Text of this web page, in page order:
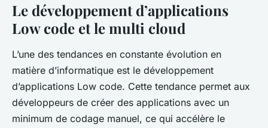
Le développement d’applications
Low code et le multi cloud
L’une des tendances en constante évolution en
matière d’informatique est le développement
d’applications Low code. Cette tendance permet aux
développeurs de créer des applications avec un
minimum de codage manuel, ce qui accélère le